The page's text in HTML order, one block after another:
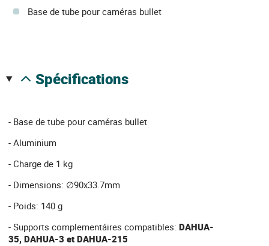
Base de tube pour caméras bullet
spécifications
- Base de tube pour caméras bullet
- Aluminium
- Charge de 1 kg
- Dimensions: ∅90x33.7mm
- Poids: 140 g
- Supports complementáires compatibles: DAHUA-
35, DAHUA-3 et DAHUA-215